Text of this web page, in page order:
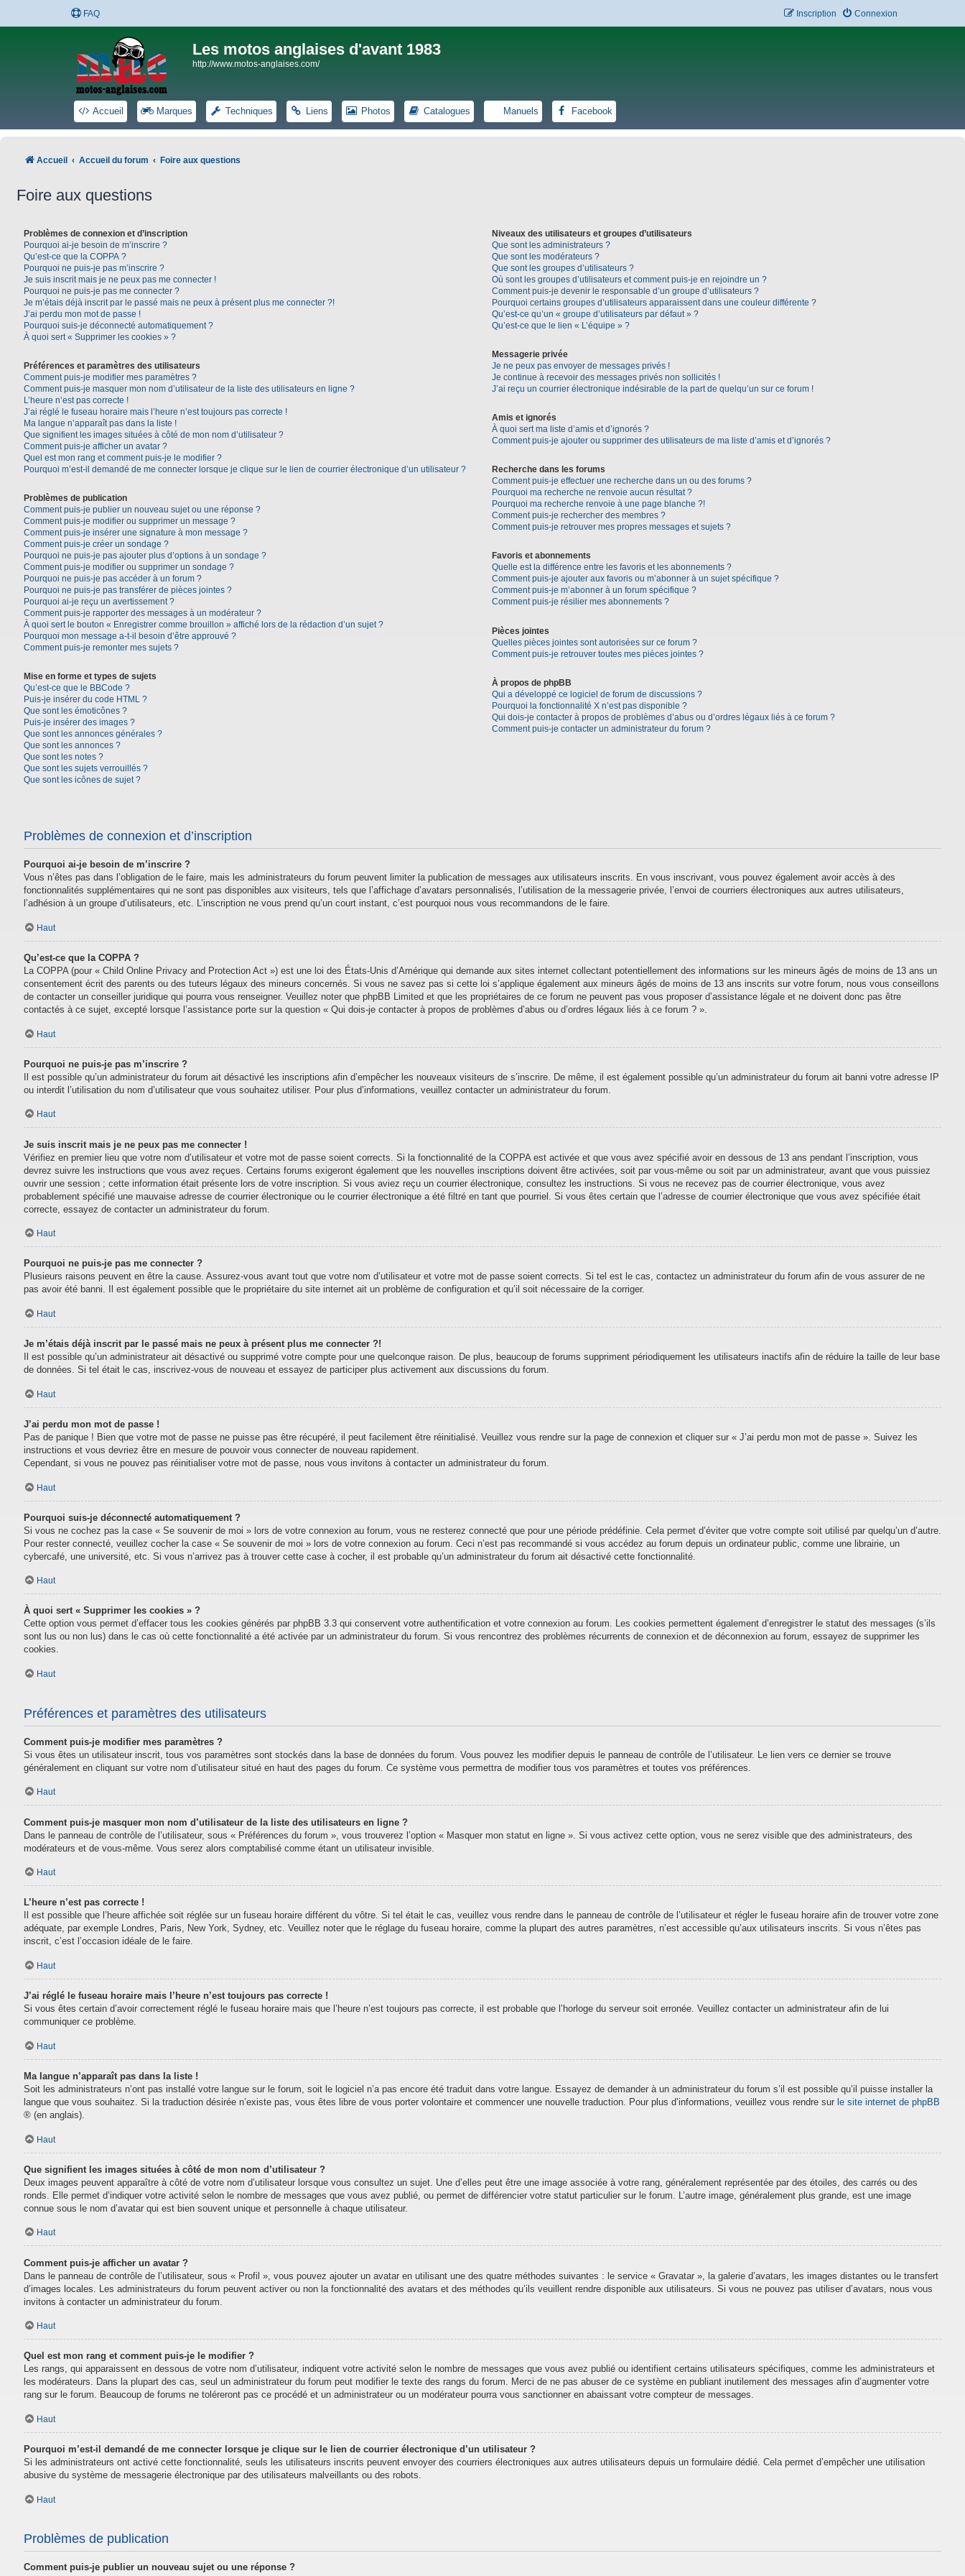
FAQ Connexion
Inscription
Les motos anglaises d'avant 1983
http://www.motos-anglaises.com/
Accueil Marques Techniques Liens Photos Catalogues Manuels Facebook
Accueil Accueil du forum Foire aux questions
Foire aux questions
Problèmes de connexion et d’inscription
Pourquoi ai-je besoin de m’inscrire ?
Qu’est-ce que la COPPA ?
Pourquoi ne puis-je pas m’inscrire ?
Je suis inscrit mais je ne peux pas me connecter !
Pourquoi ne puis-je pas me connecter ?
Je m’étais déjà inscrit par le passé mais ne peux à présent plus me connecter ?!
J’ai perdu mon mot de passe !
Pourquoi suis-je déconnecté automatiquement ?
À quoi sert « Supprimer les cookies » ?
Préférences et paramètres des utilisateurs
Comment puis-je modifier mes paramètres ?
Comment puis-je masquer mon nom d’utilisateur de la liste des utilisateurs en ligne ?
L’heure n’est pas correcte !
J’ai réglé le fuseau horaire mais l’heure n’est toujours pas correcte !
Ma langue n’apparaît pas dans la liste !
Que signifient les images situées à côté de mon nom d’utilisateur ?
Comment puis-je afficher un avatar ?
Quel est mon rang et comment puis-je le modifier ?
Pourquoi m’est-il demandé de me connecter lorsque je clique sur le lien de courrier électronique d’un utilisateur ?
Problèmes de publication
Comment puis-je publier un nouveau sujet ou une réponse ?
Comment puis-je modifier ou supprimer un message ?
Comment puis-je insérer une signature à mon message ?
Comment puis-je créer un sondage ?
Pourquoi ne puis-je pas ajouter plus d’options à un sondage ?
Comment puis-je modifier ou supprimer un sondage ?
Pourquoi ne puis-je pas accéder à un forum ?
Pourquoi ne puis-je pas transférer de pièces jointes ?
Pourquoi ai-je reçu un avertissement ?
Comment puis-je rapporter des messages à un modérateur ?
À quoi sert le bouton « Enregistrer comme brouillon » affiché lors de la rédaction d’un sujet ?
Pourquoi mon message a-t-il besoin d’être approuvé ?
Comment puis-je remonter mes sujets ?
Mise en forme et types de sujets
Qu’est-ce que le BBCode ?
Puis-je insérer du code HTML ?
Que sont les émoticônes ?
Puis-je insérer des images ?
Que sont les annonces générales ?
Que sont les annonces ?
Que sont les notes ?
Que sont les sujets verrouillés ?
Que sont les icônes de sujet ?
Niveaux des utilisateurs et groupes d’utilisateurs
Que sont les administrateurs ?
Que sont les modérateurs ?
Que sont les groupes d’utilisateurs ?
Où sont les groupes d’utilisateurs et comment puis-je en rejoindre un ?
Comment puis-je devenir le responsable d’un groupe d’utilisateurs ?
Pourquoi certains groupes d’utilisateurs apparaissent dans une couleur différente ?
Qu’est-ce qu’un « groupe d’utilisateurs par défaut » ?
Qu’est-ce que le lien « L’équipe » ?
Messagerie privée
Je ne peux pas envoyer de messages privés !
Je continue à recevoir des messages privés non sollicités !
J’ai reçu un courrier électronique indésirable de la part de quelqu’un sur ce forum !
Amis et ignorés
À quoi sert ma liste d’amis et d’ignorés ?
Comment puis-je ajouter ou supprimer des utilisateurs de ma liste d’amis et d’ignorés ?
Recherche dans les forums
Comment puis-je effectuer une recherche dans un ou des forums ?
Pourquoi ma recherche ne renvoie aucun résultat ?
Pourquoi ma recherche renvoie à une page blanche ?!
Comment puis-je rechercher des membres ?
Comment puis-je retrouver mes propres messages et sujets ?
Favoris et abonnements
Quelle est la différence entre les favoris et les abonnements ?
Comment puis-je ajouter aux favoris ou m’abonner à un sujet spécifique ?
Comment puis-je m’abonner à un forum spécifique ?
Comment puis-je résilier mes abonnements ?
Pièces jointes
Quelles pièces jointes sont autorisées sur ce forum ?
Comment puis-je retrouver toutes mes pièces jointes ?
À propos de phpBB
Qui a développé ce logiciel de forum de discussions ?
Pourquoi la fonctionnalité X n’est pas disponible ?
Qui dois-je contacter à propos de problèmes d’abus ou d’ordres légaux liés à ce forum ?
Comment puis-je contacter un administrateur du forum ?
Problèmes de connexion et d’inscription
Pourquoi ai-je besoin de m’inscrire ?
Vous n’êtes pas dans l’obligation de le faire, mais les administrateurs du forum peuvent limiter la publication de messages aux utilisateurs inscrits. En vous inscrivant, vous pouvez également avoir accès à des
fonctionnalités supplémentaires qui ne sont pas disponibles aux visiteurs, tels que l’affichage d’avatars personnalisés, l’utilisation de la messagerie privée, l’envoi de courriers électroniques aux autres utilisateurs,
l’adhésion à un groupe d’utilisateurs, etc. L’inscription ne vous prend qu’un court instant, c’est pourquoi nous vous recommandons de le faire.
Haut
Qu’est-ce que la COPPA ?
La COPPA (pour « Child Online Privacy and Protection Act ») est une loi des États-Unis d’Amérique qui demande aux sites internet collectant potentiellement des informations sur les mineurs âgés de moins de 13 ans un
consentement écrit des parents ou des tuteurs légaux des mineurs concernés. Si vous ne savez pas si cette loi s’applique également aux mineurs âgés de moins de 13 ans inscrits sur votre forum, nous vous conseillons
de contacter un conseiller juridique qui pourra vous renseigner. Veuillez noter que phpBB Limited et que les propriétaires de ce forum ne peuvent pas vous proposer d’assistance légale et ne doivent donc pas être
contactés à ce sujet, excepté lorsque l’assistance porte sur la question « Qui dois-je contacter à propos de problèmes d’abus ou d’ordres légaux liés à ce forum ? ».
Haut
Pourquoi ne puis-je pas m’inscrire ?
Il est possible qu’un administrateur du forum ait désactivé les inscriptions afin d’empêcher les nouveaux visiteurs de s’inscrire. De même, il est également possible qu’un administrateur du forum ait banni votre adresse IP
ou interdit l’utilisation du nom d’utilisateur que vous souhaitez utiliser. Pour plus d’informations, veuillez contacter un administrateur du forum.
Haut
Je suis inscrit mais je ne peux pas me connecter !
Vérifiez en premier lieu que votre nom d’utilisateur et votre mot de passe soient corrects. Si la fonctionnalité de la COPPA est activée et que vous avez spécifié avoir en dessous de 13 ans pendant l’inscription, vous
devrez suivre les instructions que vous avez reçues. Certains forums exigeront également que les nouvelles inscriptions doivent être activées, soit par vous-même ou soit par un administrateur, avant que vous puissiez
ouvrir une session ; cette information était présente lors de votre inscription. Si vous aviez reçu un courrier électronique, consultez les instructions. Si vous ne recevez pas de courrier électronique, vous avez
probablement spécifié une mauvaise adresse de courrier électronique ou le courrier électronique a été filtré en tant que pourriel. Si vous êtes certain que l’adresse de courrier électronique que vous avez spécifiée était
correcte, essayez de contacter un administrateur du forum.
Haut
Pourquoi ne puis-je pas me connecter ?
Plusieurs raisons peuvent en être la cause. Assurez-vous avant tout que votre nom d’utilisateur et votre mot de passe soient corrects. Si tel est le cas, contactez un administrateur du forum afin de vous assurer de ne
pas avoir été banni. Il est également possible que le propriétaire du site internet ait un problème de configuration et qu’il soit nécessaire de la corriger.
Haut
Je m’étais déjà inscrit par le passé mais ne peux à présent plus me connecter ?!
Il est possible qu’un administrateur ait désactivé ou supprimé votre compte pour une quelconque raison. De plus, beaucoup de forums suppriment périodiquement les utilisateurs inactifs afin de réduire la taille de leur base
de données. Si tel était le cas, inscrivez-vous de nouveau et essayez de participer plus activement aux discussions du forum.
Haut
J’ai perdu mon mot de passe !
Pas de panique ! Bien que votre mot de passe ne puisse pas être récupéré, il peut facilement être réinitialisé. Veuillez vous rendre sur la page de connexion et cliquer sur « J’ai perdu mon mot de passe ». Suivez les
instructions et vous devriez être en mesure de pouvoir vous connecter de nouveau rapidement.
Cependant, si vous ne pouvez pas réinitialiser votre mot de passe, nous vous invitons à contacter un administrateur du forum.
Haut
Pourquoi suis-je déconnecté automatiquement ?
Si vous ne cochez pas la case « Se souvenir de moi » lors de votre connexion au forum, vous ne resterez connecté que pour une période prédéfinie. Cela permet d’éviter que votre compte soit utilisé par quelqu’un d’autre.
Pour rester connecté, veuillez cocher la case « Se souvenir de moi » lors de votre connexion au forum. Ceci n’est pas recommandé si vous accédez au forum depuis un ordinateur public, comme une librairie, un
cybercafé, une université, etc. Si vous n’arrivez pas à trouver cette case à cocher, il est probable qu’un administrateur du forum ait désactivé cette fonctionnalité.
Haut
À quoi sert « Supprimer les cookies » ?
Cette option vous permet d’effacer tous les cookies générés par phpBB 3.3 qui conservent votre authentification et votre connexion au forum. Les cookies permettent également d’enregistrer le statut des messages (s’ils
sont lus ou non lus) dans le cas où cette fonctionnalité a été activée par un administrateur du forum. Si vous rencontrez des problèmes récurrents de connexion et de déconnexion au forum, essayez de supprimer les
cookies.
Haut
Préférences et paramètres des utilisateurs
Comment puis-je modifier mes paramètres ?
Si vous êtes un utilisateur inscrit, tous vos paramètres sont stockés dans la base de données du forum. Vous pouvez les modifier depuis le panneau de contrôle de l’utilisateur. Le lien vers ce dernier se trouve
généralement en cliquant sur votre nom d’utilisateur situé en haut des pages du forum. Ce système vous permettra de modifier tous vos paramètres et toutes vos préférences.
Haut
Comment puis-je masquer mon nom d’utilisateur de la liste des utilisateurs en ligne ?
Dans le panneau de contrôle de l’utilisateur, sous « Préférences du forum », vous trouverez l’option « Masquer mon statut en ligne ». Si vous activez cette option, vous ne serez visible que des administrateurs, des
modérateurs et de vous-même. Vous serez alors comptabilisé comme étant un utilisateur invisible.
Haut
L’heure n’est pas correcte !
Il est possible que l’heure affichée soit réglée sur un fuseau horaire différent du vôtre. Si tel était le cas, veuillez vous rendre dans le panneau de contrôle de l’utilisateur et régler le fuseau horaire afin de trouver votre zone
adéquate, par exemple Londres, Paris, New York, Sydney, etc. Veuillez noter que le réglage du fuseau horaire, comme la plupart des autres paramètres, n’est accessible qu’aux utilisateurs inscrits. Si vous n’êtes pas
inscrit, c’est l’occasion idéale de le faire.
Haut
J’ai réglé le fuseau horaire mais l’heure n’est toujours pas correcte !
Si vous êtes certain d’avoir correctement réglé le fuseau horaire mais que l’heure n’est toujours pas correcte, il est probable que l’horloge du serveur soit erronée. Veuillez contacter un administrateur afin de lui
communiquer ce problème.
Haut
Ma langue n’apparaît pas dans la liste !
Soit les administrateurs n’ont pas installé votre langue sur le forum, soit le logiciel n’a pas encore été traduit dans votre langue. Essayez de demander à un administrateur du forum s’il est possible qu’il puisse installer la
langue que vous souhaitez. Si la traduction désirée n’existe pas, vous êtes libre de vous porter volontaire et commencer une nouvelle traduction. Pour plus d’informations, veuillez vous rendre sur le site internet de phpBB
® (en anglais).
Haut
Que signifient les images situées à côté de mon nom d’utilisateur ?
Deux images peuvent apparaître à côté de votre nom d’utilisateur lorsque vous consultez un sujet. Une d’elles peut être une image associée à votre rang, généralement représentée par des étoiles, des carrés ou des
ronds. Elle permet d’indiquer votre activité selon le nombre de messages que vous avez publié, ou permet de différencier votre statut particulier sur le forum. L’autre image, généralement plus grande, est une image
connue sous le nom d’avatar qui est bien souvent unique et personnelle à chaque utilisateur.
Haut
Comment puis-je afficher un avatar ?
Dans le panneau de contrôle de l’utilisateur, sous « Profil », vous pouvez ajouter un avatar en utilisant une des quatre méthodes suivantes : le service « Gravatar », la galerie d’avatars, les images distantes ou le transfert
d’images locales. Les administrateurs du forum peuvent activer ou non la fonctionnalité des avatars et des méthodes qu’ils veuillent rendre disponible aux utilisateurs. Si vous ne pouvez pas utiliser d’avatars, nous vous
invitons à contacter un administrateur du forum.
Haut
Quel est mon rang et comment puis-je le modifier ?
Les rangs, qui apparaissent en dessous de votre nom d’utilisateur, indiquent votre activité selon le nombre de messages que vous avez publié ou identifient certains utilisateurs spécifiques, comme les administrateurs et
les modérateurs. Dans la plupart des cas, seul un administrateur du forum peut modifier le texte des rangs du forum. Merci de ne pas abuser de ce système en publiant inutilement des messages afin d’augmenter votre
rang sur le forum. Beaucoup de forums ne toléreront pas ce procédé et un administrateur ou un modérateur pourra vous sanctionner en abaissant votre compteur de messages.
Haut
Pourquoi m’est-il demandé de me connecter lorsque je clique sur le lien de courrier électronique d’un utilisateur ?
Si les administrateurs ont activé cette fonctionnalité, seuls les utilisateurs inscrits peuvent envoyer des courriers électroniques aux autres utilisateurs depuis un formulaire dédié. Cela permet d’empêcher une utilisation
abusive du système de messagerie électronique par des utilisateurs malveillants ou des robots.
Haut
Problèmes de publication
Comment puis-je publier un nouveau sujet ou une réponse ?